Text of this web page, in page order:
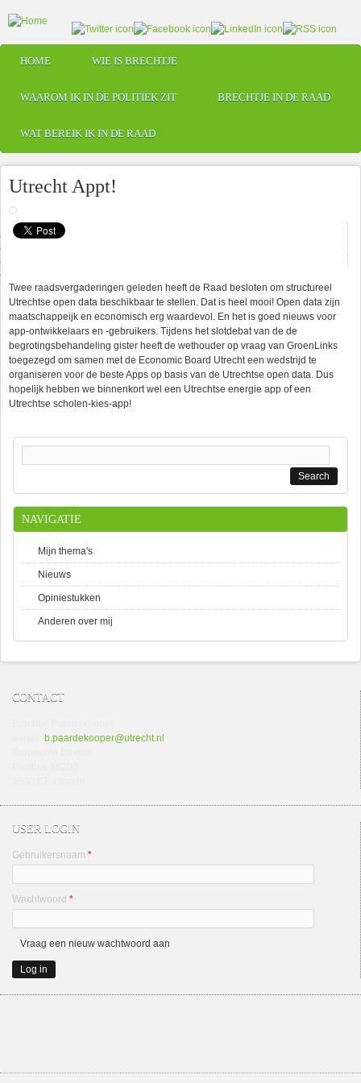
Skip to main content
Main menu
HOME WIE IS BRECHTJE
WAAROM IK IN DE POLITIEK ZIT BRECHTJE IN DE RAAD
WAT BEREIK IK IN DE RAAD
Utrecht Appt!
Twee raadsvergaderingen geleden heeft de Raad besloten om structureel
Utrechtse open data beschikbaar te stellen. Dat is heel mooi! Open data zijn
maatschappeijk en economisch erg waardevol. En het is goed nieuws voor
app-ontwikkelaars en -gebruikers. Tijdens het slotdebat van de de
begrotingsbehandeling gister heeft de wethouder op vraag van GroenLinks
toegezegd om samen met de Economic Board Utrecht een wedstrijd te
organiseren voor de beste Apps op basis van de Utrechtse open data. Dus
hopelijk hebben we binnenkort wel een Utrechtse energie app of een
Utrechtse scholen-kies-app!
Search form
NAVIGATIE
Mijn thema's
Nieuws
Opiniestukken
Anderen over mij
CONTACT
b.paardekooper@utrecht.nl
USER LOGIN
Gebruikersnaam *
Wachtwoord *
Vraag een nieuw wachtwoord aan